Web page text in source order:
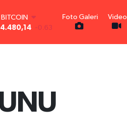
DOLAR
EURO
1.44
BİST100
Foto Galeri Video